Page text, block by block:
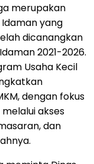
merupakan
yang
dicanangkan
2021-2026.
Usaha Kecil
dengan fokus
akses
dan